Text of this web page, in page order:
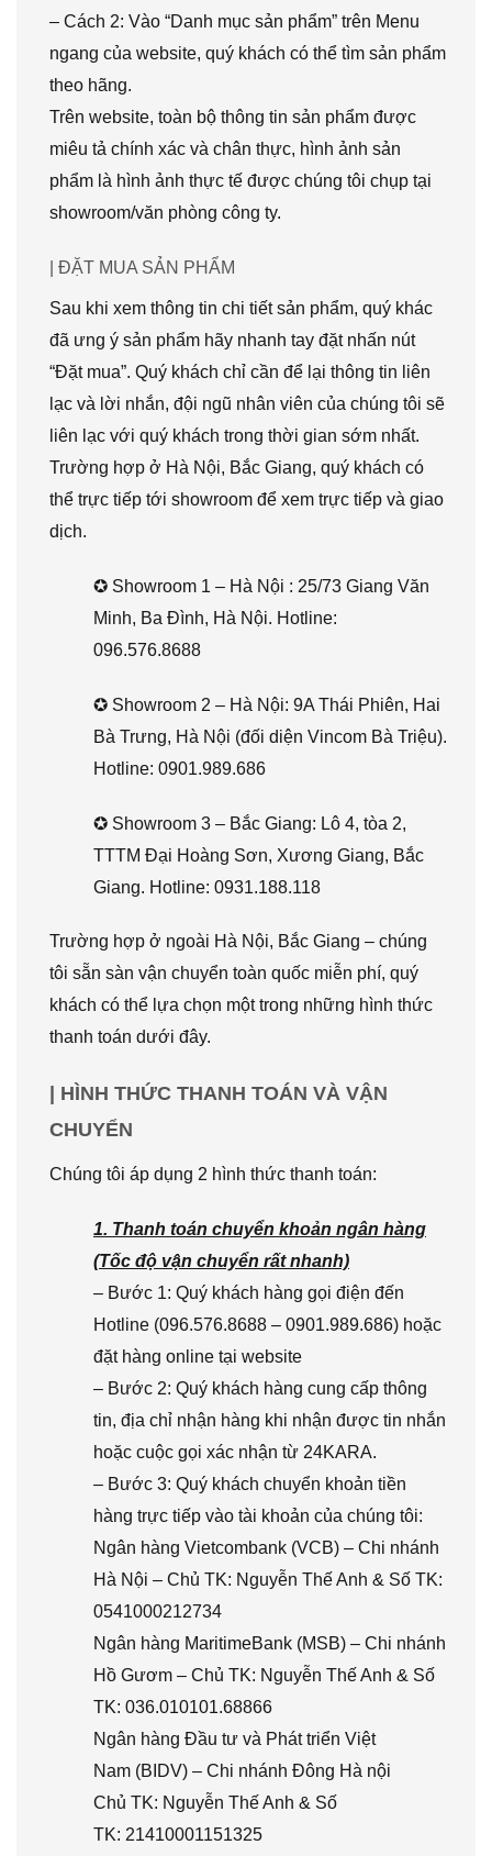
– Cách 2: Vào “Danh mục sản phẩm” trên Menu
ngang của website, quý khách có thể tìm sản phẩm
theo hãng.
Trên website, toàn bộ thông tin sản phẩm được
miêu tả chính xác và chân thực, hình ảnh sản
phẩm là hình ảnh thực tế được chúng tôi chụp tại
showroom/văn phòng công ty.
| ĐẶT MUA SẢN PHẨM
Sau khi xem thông tin chi tiết sản phẩm, quý khác
đã ưng ý sản phẩm hãy nhanh tay đặt nhấn nút
“Đặt mua”. Quý khách chỉ cần để lại thông tin liên
lạc và lời nhắn, đội ngũ nhân viên của chúng tôi sẽ
liên lạc với quý khách trong thời gian sớm nhất.
Trường hợp ở Hà Nội, Bắc Giang, quý khách có
thể trực tiếp tới showroom để xem trực tiếp và giao
dịch.
✪ Showroom 1 – Hà Nội : 25/73 Giang Văn
Minh, Ba Đình, Hà Nội. Hotline:
096.576.8688
✪ Showroom 2 – Hà Nội: 9A Thái Phiên, Hai
Bà Trưng, Hà Nội (đối diện Vincom Bà Triệu).
Hotline: 0901.989.686
✪ Showroom 3 – Bắc Giang: Lô 4, tòa 2,
TTTM Đại Hoàng Sơn, Xương Giang, Bắc
Giang. Hotline: 0931.188.118
Trường hợp ở ngoài Hà Nội, Bắc Giang – chúng
tôi sẵn sàn vận chuyển toàn quốc miễn phí, quý
khách có thể lựa chọn một trong những hình thức
thanh toán dưới đây.
| HÌNH THỨC THANH TOÁN VÀ VẬN
CHUYỂN
Chúng tôi áp dụng 2 hình thức thanh toán:
1. Thanh toán chuyển khoản ngân hàng
(Tốc độ vận chuyển rất nhanh)
– Bước 1: Quý khách hàng gọi điện đến
Hotline (096.576.8688 – 0901.989.686) hoặc
đặt hàng online tại website
– Bước 2: Quý khách hàng cung cấp thông
tin, địa chỉ nhận hàng khi nhận được tin nhắn
hoặc cuộc gọi xác nhận từ 24KARA.
– Bước 3: Quý khách chuyển khoản tiền
hàng trực tiếp vào tài khoản của chúng tôi:
Ngân hàng Vietcombank (VCB) – Chi nhánh
Hà Nội – Chủ TK: Nguyễn Thế Anh & Số TK:
0541000212734
Ngân hàng MaritimeBank (MSB) – Chi nhánh
Hồ Gươm – Chủ TK: Nguyễn Thế Anh & Số
TK: 036.010101.68866
Ngân hàng Đầu tư và Phát triển Việt
Nam (BIDV) – Chi nhánh Đông Hà nội
Chủ TK: Nguyễn Thế Anh & Số
TK: 21410001151325